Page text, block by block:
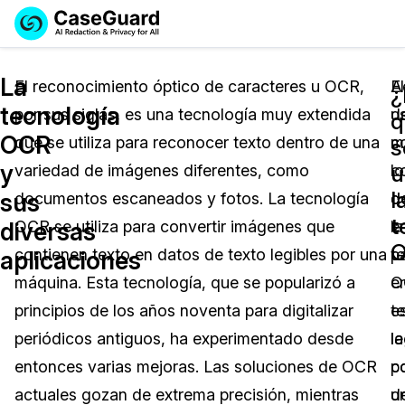
Licencia de CaseGuard Studio
Precios de Redacción a Pedido
Soluciones
Redacción de vídeos
Redacción de documentos
Redacción de audio
Redacción de imágenes
Transcripción y Traducción
Industrias
Cuerpos Policiales
Transportación
Educación
El Gobierno
Precios
Recursos
Artículos
Casos Practicos
Eventos
Demo
English
La
tecnología
OCR
y
sus
diversas
aplicaciones
El reconocimiento óptico de caracteres u OCR,
por sus siglas, es una tecnología muy extendida
que se utiliza para reconocer texto dentro de una
variedad de imágenes diferentes, como
documentos escaneados y fotos. La tecnología
OCR se utiliza para convertir imágenes que
contienen texto en datos de texto legibles por una
máquina. Esta tecnología, que se popularizó a
principios de los años noventa para digitalizar
periódicos antiguos, ha experimentado desde
entonces varias mejoras. Las soluciones de OCR
actuales gozan de extrema precisión, mientras
El
la
la